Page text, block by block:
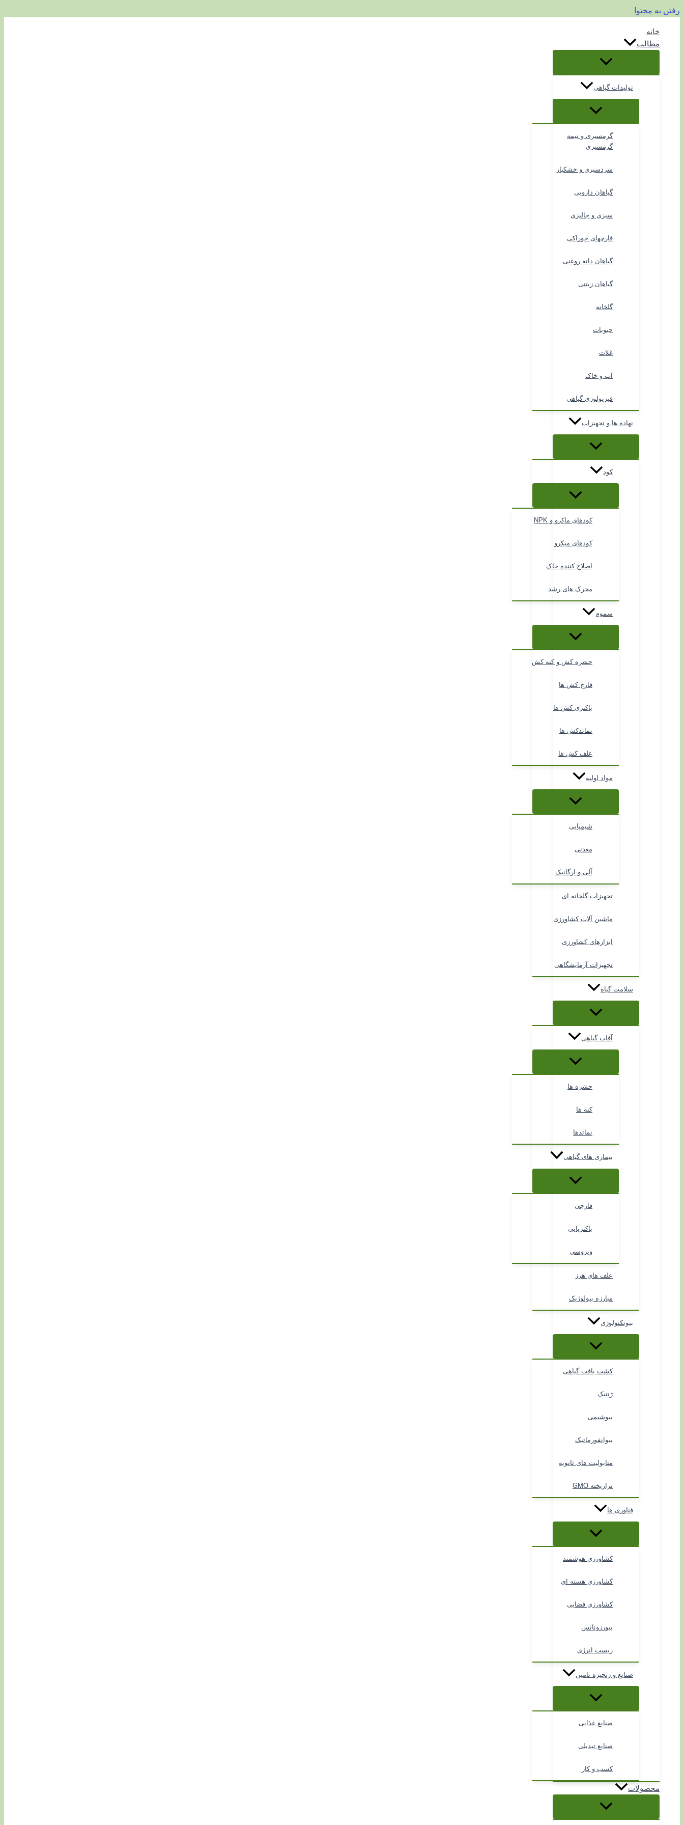
رفتن به محتوا
خانه
مطالب
تولیدات گیاهی
گرمسیری و نیمه
گرمسیری
سردسیری و خشکبار
گیاهان دارویی
سبزی و جالیزی
قارچهای خوراکی
گیاهان دانه روغنی
گیاهان زینتی
گلخانه
حبوبات
غلات
آب و خاک
فیزیولوژی گیاهی
نهاده ها و تجهیزات
کود
کودهای ماکرو و NPK
کودهای میکرو
اصلاح کننده خاک
محرک های رشد
سموم
حشره کش و کنه کش
قارچ کش ها
باکتری کش ها
نماتدکش ها
علف کش ها
مواد اولیه
شیمیایی
معدنی
آلی و ارگانیک
تجهیزات گلخانه ای
ماشین آلات کشاورزی
ابزارهای کشاورزی
تجهیزات آزمایشگاهی
سلامت گیاه
آفات گیاهی
حشره ها
کنه ها
نماتدها
بیماری های گیاهی
قارچی
باکتریایی
ویروسی
علف های هرز
مبارزه بیولوژیک
بیوتکنولوژی
کشت بافت گیاهی
ژنتیک
بیوشیمی
بیوانفورماتیک
متابولیت های ثانویه
تراریخته GMO
فناوری ها
کشاورزی هوشمند
کشاورزی هسته ای
کشاورزی فضایی
بیورزونانس
زیست انرژی
صنایع و زنجیره تامین
صنایع غذایی
صنایع تبدیلی
کسب و کار
محصولات